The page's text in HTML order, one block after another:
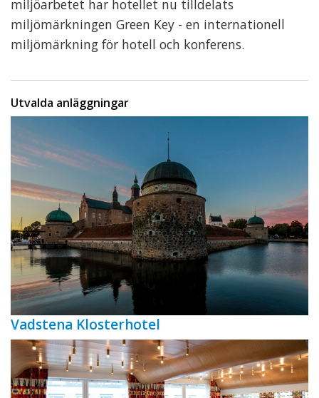
miljöarbetet har hotellet nu tilldelats
miljömärkningen Green Key - en internationell
miljömärkning för hotell och konferens.
Utvalda anläggningar
Vadstena Klosterhotel